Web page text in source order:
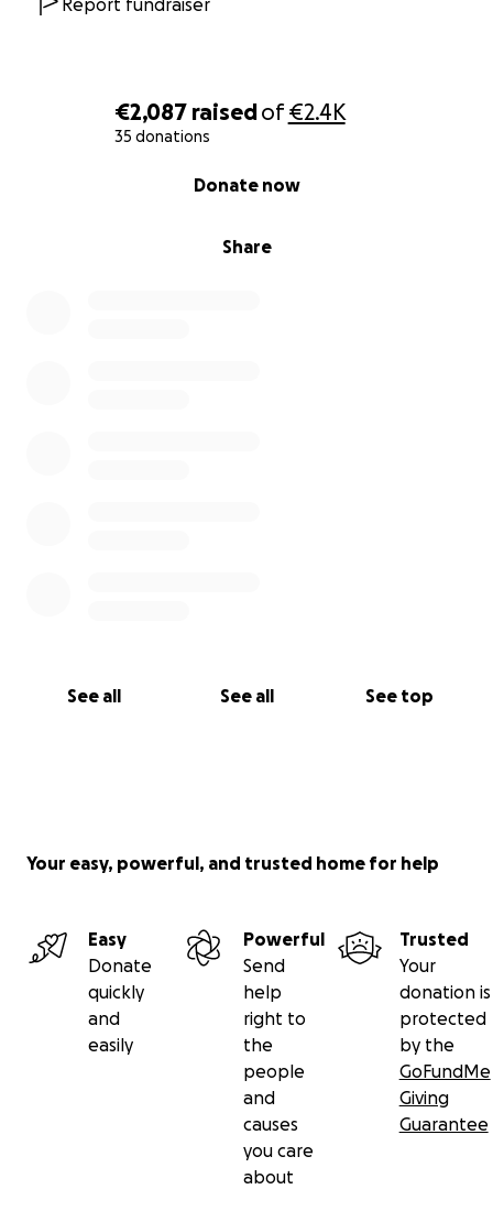
€2,087 raisedof€2.4K
35 donations
Share
Donate now
See all See all See top
Report fundraiser
Your easy, powerful, and trusted home for help
Easy
Donate
quickly
and
easily
Powerful
Send
help
right to
the
people
and
causes
you care
about
Trusted
Your
donation is
protected
by the
GoFundMe
Giving
Guarantee